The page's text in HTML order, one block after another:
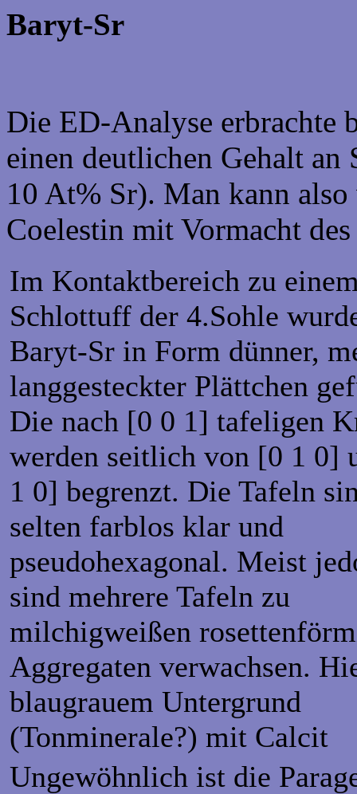
Baryt-Sr
Die ED-Analyse erbrachte
einen deutlichen Gehalt
10 At% Sr). Man kann
Coelestin mit Vormacht
Im Kontaktbereich zu
Schlottuff der 4.Sohle
Baryt-Sr in Form dünner,
langgesteckter Plättchen
Die nach [0 0 1] tafeligen
werden seitlich von [0 1 0]
1 0] begrenzt. Die Tafeln
selten farblos klar und
pseudohexagonal. Meist
sind mehrere Tafeln zu
milchigweißen
Aggregaten verwachsen.
blaugrauem Untergrund
(Tonminerale?) mit Calcit
Ungewöhnlich ist die